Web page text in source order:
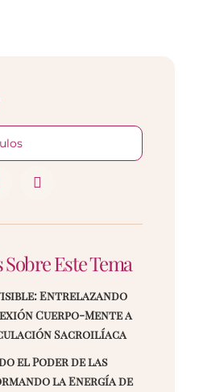
Este Tema
Entrelazando
Cuerpo-Mente a
Sacroilíaca
el Poder de las
la Energía de